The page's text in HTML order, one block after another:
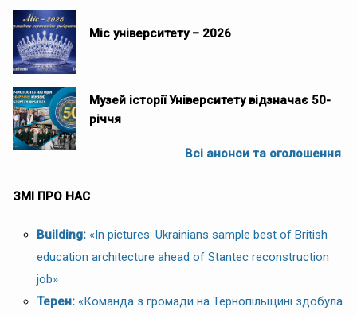
Міс університету – 2026
Музей історії Університету відзначає 50-
річчя
Всі анонси та оголошення
ЗМІ ПРО НАС
Building: «In pictures: Ukrainians sample best of British
education architecture ahead of Stantec reconstruction
job»
Терен: «Команда з громади на Тернопільщині здобула